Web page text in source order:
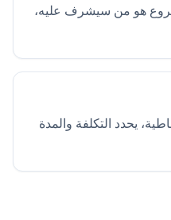
هو من سيشرف عليه،
يحدد التكلفة والمدة